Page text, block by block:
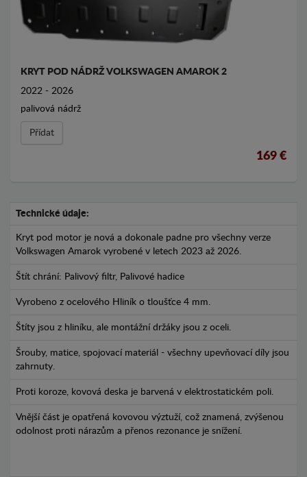
KRYT POD NÁDRŽ VOLKSWAGEN AMAROK 2
2022 - 2026
palivová nádrž
Přídat
169 €
Technické údaje:
Kryt pod motor je nová a dokonale padne pro všechny verze
Volkswagen Amarok vyrobené v letech 2023 až 2026.
Štít chrání: Palivový filtr, Palivové hadice
Vyrobeno z ocelového Hliník o tloušťce 4 mm.
Štíty jsou z hliníku, ale montážní držáky jsou z oceli.
Šrouby, matice, spojovací materiál - všechny upevňovací díly jsou
zahrnuty.
Proti koroze, kovová deska je barvená v elektrostatickém poli.
Vnější část je opatřená kovovou výztuží, což znamená, zvýšenou
odolnost proti nárazům a přenos rezonance je snížení.